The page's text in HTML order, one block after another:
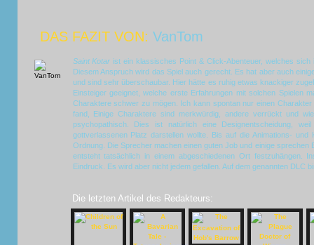
DAS FAZIT VON: VanTom
Saint Kotar ist ein klassisches Point & Click-Abenteuer, welches
Diesem Anspruch wird das Spiel auch gerecht. Es hat aber auch
und sind sehr überschaubar. Hier hätte es ruhig etwas knackiger
Einsteiger geeignet, welche erste Erfahrungen mit solchen Spielen
Charaktere schwer zu mögen. Ich kann spontan nur einen
fand, Einige Charaktere sind merkwürdig, andere verrückt und
psychopathisch. Dies ist natürlich eine Designentscheidung,
gottverlassenen Platz darstellen wollte. Bis auf die Animations- und
Ordnung. Die Sprecher machen einen guten Job und einige
entsteht tatsächlich in einem abgeschiedenen Ort festzuhängen.
Eindruck. Es wird aber nicht jedem gefallen. Auf dem genannten DLC
Die letzten Artikel des Redakteurs: